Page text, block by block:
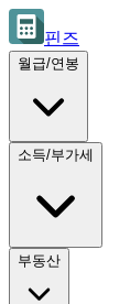
핀즈
월급/연봉
소득/부가세
부동산